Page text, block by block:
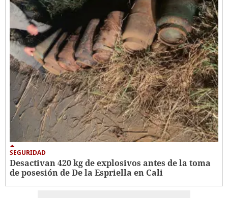
SEGURIDAD
Desactivan 420 kg de explosivos antes de la toma
de posesión de De la Espriella en Cali